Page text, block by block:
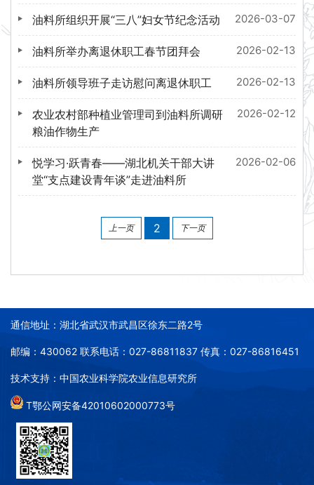
2026-03-07
油料所组织开展“三八”妇女节纪念活动
2026-02-13
油料所举办离退休职工春节团拜会
2026-02-13
油料所领导班子走访慰问离退休职工
2026-02-12
农业农村部种植业管理司到油料所调研
粮油作物生产
2026-02-06
悦学习·跃青春——湖北机关干部大讲
堂“支点建设青年谈”走进油料所
上一页 2 下一页
通信地址：湖北省武汉市武昌区徐东二路2号
邮编：430062 联系电话：027-86811837 传真：027-86816451
技术支持：中国农业科学院农业信息研究所
T鄂公网安备42010602000773号